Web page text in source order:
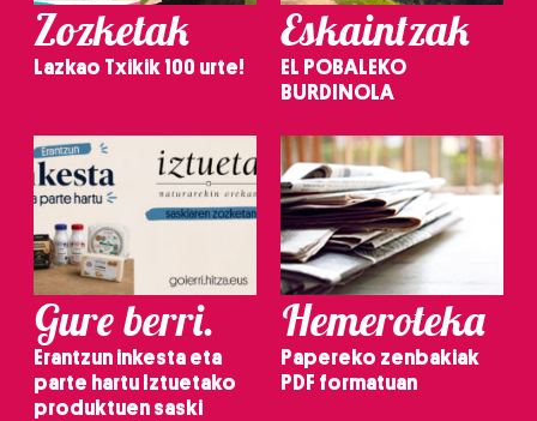
Zozketak
Lazkao Txikik 100 urte!
Eskaintzak
EL POBALEKO
BURDINOLA
Gure berri.
Erantzun inkesta eta
parte hartu Iztuetako
produktuen saski
Hemeroteka
Papereko zenbakiak
PDF formatuan